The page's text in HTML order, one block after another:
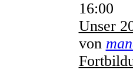
16:00
Unser
von